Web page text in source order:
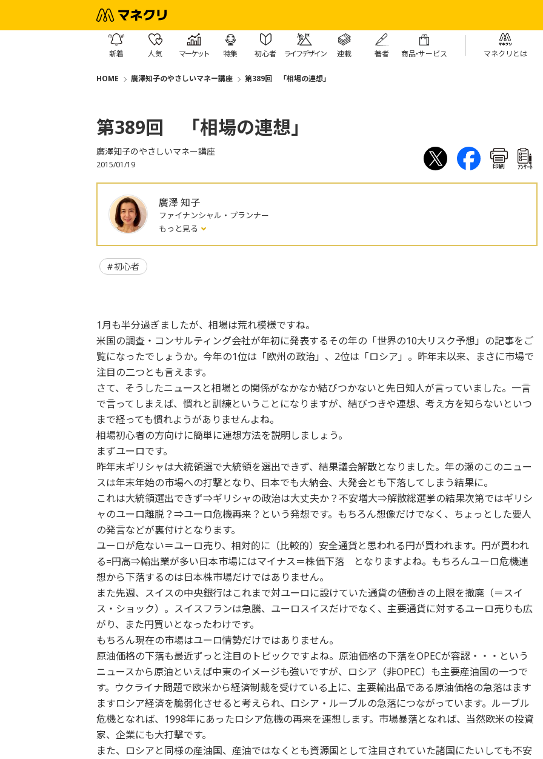
新着 人気 マーケット 特集 初心者 ライフデザイン 連載 著者 商品・サービス マネクリとは
HOME 廣澤知子のやさしいマネー講座 第389回 「相場の連想」
第389回 「相場の連想」
廣澤知子のやさしいマネー講座
2015/01/19 印刷 ｱﾝｹｰﾄ
廣澤 知子
ファイナンシャル・プランナー
もっと見る
初心者
1月も半分過ぎましたが、相場は荒れ模様ですね。
米国の調査・コンサルティング会社が年初に発表するその年の「世界の10大リスク予想」の記事をご
覧になったでしょうか。今年の1位は「欧州の政治」、2位は「ロシア」。昨年末以来、まさに市場で
注目の二つとも言えます。
さて、そうしたニュースと相場との関係がなかなか結びつかないと先日知人が言っていました。一言
で言ってしまえば、慣れと訓練ということになりますが、結びつきや連想、考え方を知らないといつ
まで経っても慣れようがありませんよね。
相場初心者の方向けに簡単に連想方法を説明しましょう。
まずユーロです。
昨年末ギリシャは大統領選で大統領を選出できず、結果議会解散となりました。年の瀬のこのニュー
スは年末年始の市場への打撃となり、日本でも大納会、大発会とも下落してしまう結果に。
これは大統領選出できず⇒ギリシャの政治は大丈夫か？不安増大⇒解散総選挙の結果次第ではギリシ
ャのユーロ離脱？⇒ユーロ危機再来？という発想です。もちろん想像だけでなく、ちょっとした要人
の発言などが裏付けとなります。
ユーロが危ない＝ユーロ売り、相対的に（比較的）安全通貨と思われる円が買われます。円が買われ
る=円高⇒輸出業が多い日本市場にはマイナス＝株価下落 となりますよね。もちろんユーロ危機連
想から下落するのは日本株市場だけではありません。
また先週、スイスの中央銀行はこれまで対ユーロに設けていた通貨の値動きの上限を撤廃（＝スイ
ス・ショック）。スイスフランは急騰、ユーロスイスだけでなく、主要通貨に対するユーロ売りも広
がり、また円買いとなったわけです。
もちろん現在の市場はユーロ情勢だけではありません。
原油価格の下落も最近ずっと注目のトピックですよね。原油価格の下落をOPECが容認・・・という
ニュースから原油といえば中東のイメージも強いですが、ロシア（非OPEC）も主要産油国の一つで
す。ウクライナ問題で欧米から経済制裁を受けている上に、主要輸出品である原油価格の急落はます
ますロシア経済を脆弱化させると考えられ、ロシア・ルーブルの急落につながっています。ルーブル
危機となれば、1998年にあったロシア危機の再来を連想します。市場暴落となれば、当然欧米の投資
家、企業にも大打撃です。
また、ロシアと同様の産油国、産油ではなくとも資源国として注目されていた諸国にたいしても不安